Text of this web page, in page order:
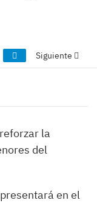
Siguiente
la
del
en el